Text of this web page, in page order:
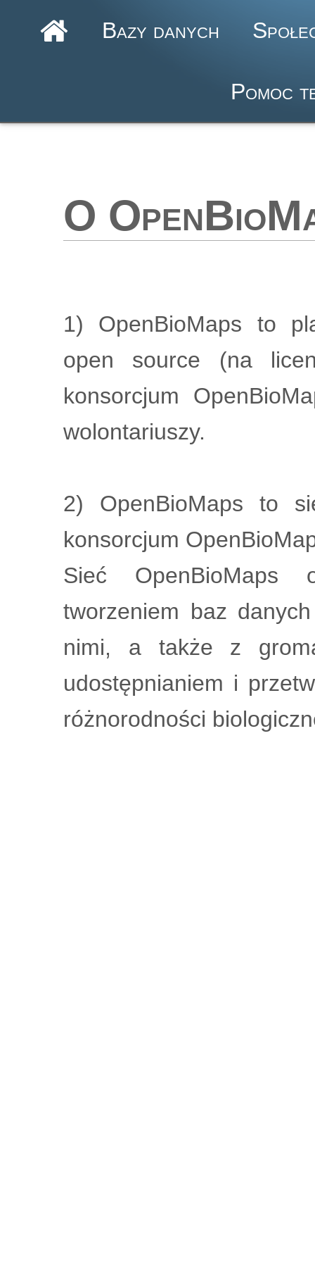
Bazy danych
Pomoc
O
1) OpenBioMaps to
open source (na
konsorcjum
wolontariuszy.
2) OpenBioMaps to
konsorcjum
Sieć OpenBioMaps
tworzeniem baz
nimi, a także z
udostępnianiem i
różnorodności